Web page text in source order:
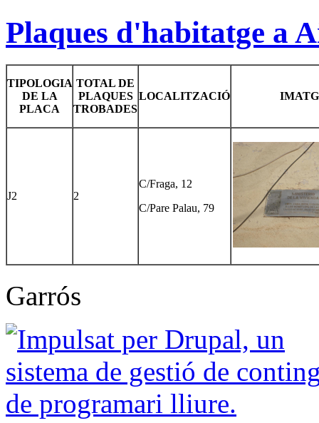
Plaques d'habitatge a
TIPOLOGIA
DE LA
PLACA
TOTAL DE
PLAQUES
TROBADES
LOCALITZACIÓ
J2 2
C/Fraga, 12
C/Pare Palau, 79
Garrós